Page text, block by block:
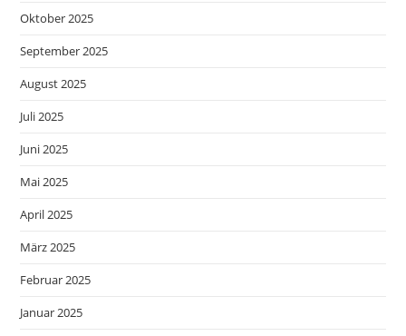
Oktober 2025
September 2025
August 2025
Juli 2025
Juni 2025
Mai 2025
April 2025
März 2025
Februar 2025
Januar 2025